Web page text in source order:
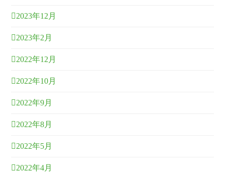
2023年12月
2023年2月
2022年12月
2022年10月
2022年9月
2022年8月
2022年5月
2022年4月